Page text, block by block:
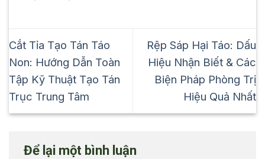
Cắt Tỉa Tạo Tán Táo
Non: Hướng Dẫn Toàn
Tập Kỹ Thuật Tạo Tán
Trục Trung Tâm
Rệp Sáp Hại Táo: Dấu
Hiệu Nhận Biết & Các
Biện Pháp Phòng Trị
Hiệu Quả Nhất
Để lại một bình luận